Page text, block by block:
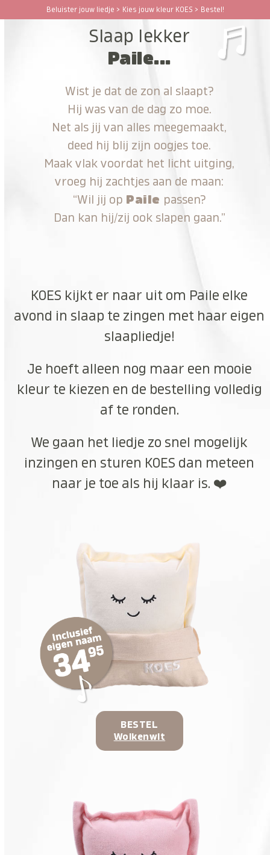
Beluister jouw liedje > Kies jouw kleur KOES > Bestel!
Open
Close
Slaap lekker
Paile...
Wist je dat de zon al slaapt?
Hij was van de dag zo moe.
Net als jij van alles meegemaakt,
deed hij blij zijn oogjes toe.
Maak vlak voordat het licht uitging,
vroeg hij zachtjes aan de maan:
“Wil jij op Paile passen?
Dan kan hij/zij ook slapen gaan.”
KOES kijkt er naar uit om Paile elke
avond in slaap te zingen met haar eigen
slaapliedje!
Je hoeft alleen nog maar een mooie
kleur te kiezen en de bestelling volledig
af te ronden.
We gaan het liedje zo snel mogelijk
inzingen en sturen KOES dan meteen
naar je toe als hij klaar is. ❤️
BESTEL
Wolkenwit